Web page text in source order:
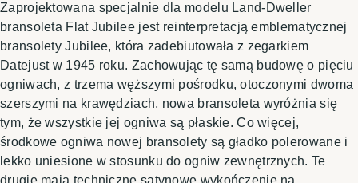
Zaprojektowana specjalnie dla modelu Land-Dweller
bransoleta Flat Jubilee jest reinterpretacją emblematycznej
bransolety Jubilee, która zadebiutowała z zegarkiem
Datejust w 1945 roku. Zachowując tę samą budowę o pięciu
ogniwach, z trzema węższymi pośrodku, otoczonymi dwoma
szerszymi na krawędziach, nowa bransoleta wyróżnia się
tym, że wszystkie jej ogniwa są płaskie. Co więcej,
środkowe ogniwa nowej bransolety są gładko polerowane i
lekko uniesione w stosunku do ogniw zewnętrznych. Te